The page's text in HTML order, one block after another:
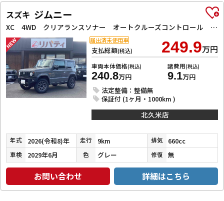
スズキ ジムニー
XC 4WD クリアランスソナー オートクルーズコントロール レーンアシスト 衝突被害軽減システム オートライト ヘッドライトウォッシャー スマートキー アイドリングストップ 電動格納ミラー シートヒーター
支払総額(税込) 249.9万円
車両本体価格(税込)
240.8万円
諸費用(税込)
9.1万円
法定整備：整備無
保証付 (1ヶ月・1000km )
届出済未使用車
北久米店
年式 2026(令和8)年 走行 9km 排気 660cc
車検 2029年6月 色 グレー 修復 無
お問い合わせ 詳細はこちら